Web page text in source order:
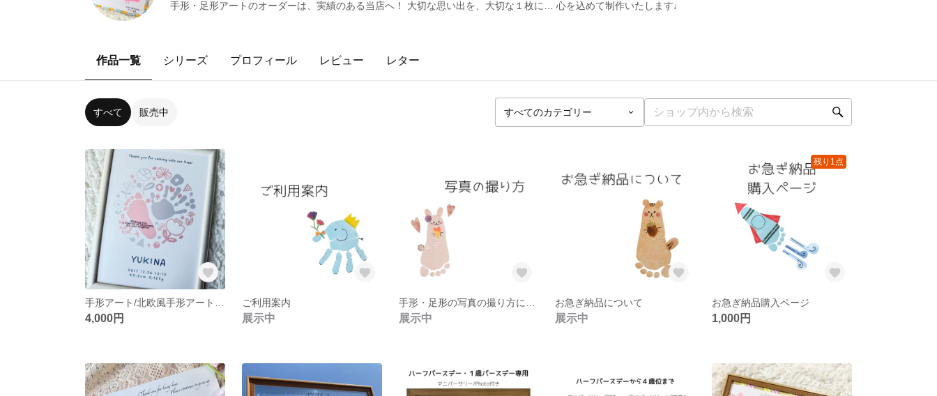
手形・足形アートのオーダーは、実績のある当店へ！ 大切な思い出を、大切な１枚に… 心を込めて制作いたします♩
作品一覧 シリーズ プロフィール レビュー レター
すべて 販売中
4,000円
ご利用案内
展示中 展示中
お急ぎ納品について
展示中
残り1点
お急ぎ納品購入ページ
1,000円